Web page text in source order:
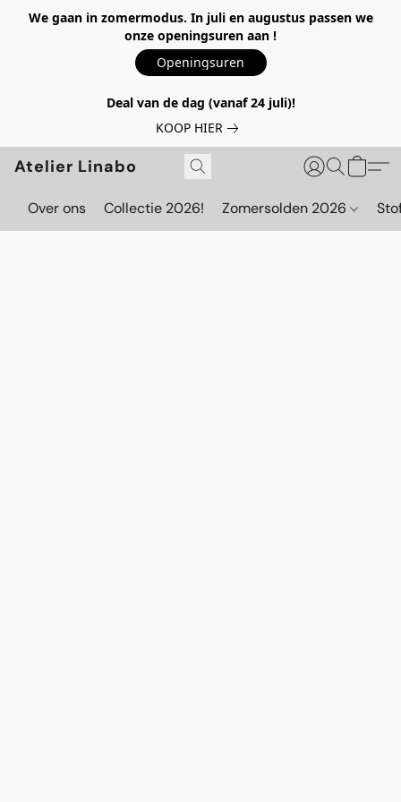
We gaan in zomermodus. In juli en augustus passen we
onze openingsuren aan !
Openingsuren
Deal van de dag (vanaf 24 juli)!
KOOP HIER
Atelier Linabo
Over ons Collectie 2026! Zomersolden 2026